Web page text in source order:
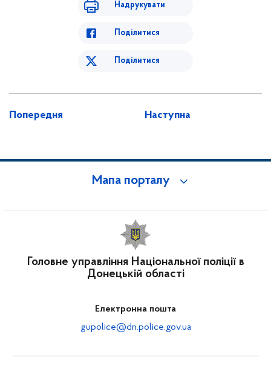
Надрукувати
Поділитися
Поділитися
Попередня Наступна
Мапа порталу
Головне управління Національної поліції в
Донецькій області
Електронна пошта
gupolice@dn.police.gov.ua